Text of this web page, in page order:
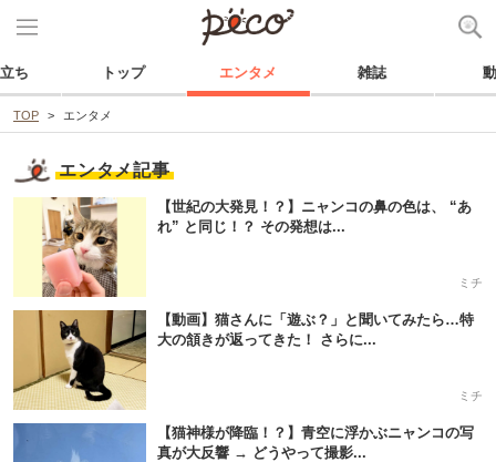
ち トップ エンタメ 雑誌
TOP エンタメ
エンタメ記事
【世紀の大発見！？】ニャンコの鼻の色は、 “あ
れ” と同じ！？ その発想は...
ミチ
【動画】猫さんに「遊ぶ？」と聞いてみたら…特
大の頷きが返ってきた！ さらに...
ミチ
【猫神様が降臨！？】青空に浮かぶニャンコの写
真が大反響 → どうやって撮影...